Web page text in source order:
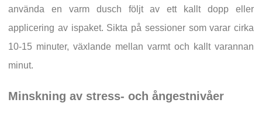
använda en varm dusch följt av ett kallt dopp eller
applicering av ispaket. Sikta på sessioner som varar cirka
10-15 minuter, växlande mellan varmt och kallt varannan
minut.
Minskning av stress- och ångestnivåer